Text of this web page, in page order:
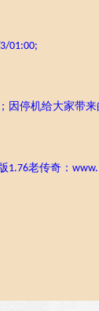
3/01:00;
因停机给大家带来
1.76老传奇： www.